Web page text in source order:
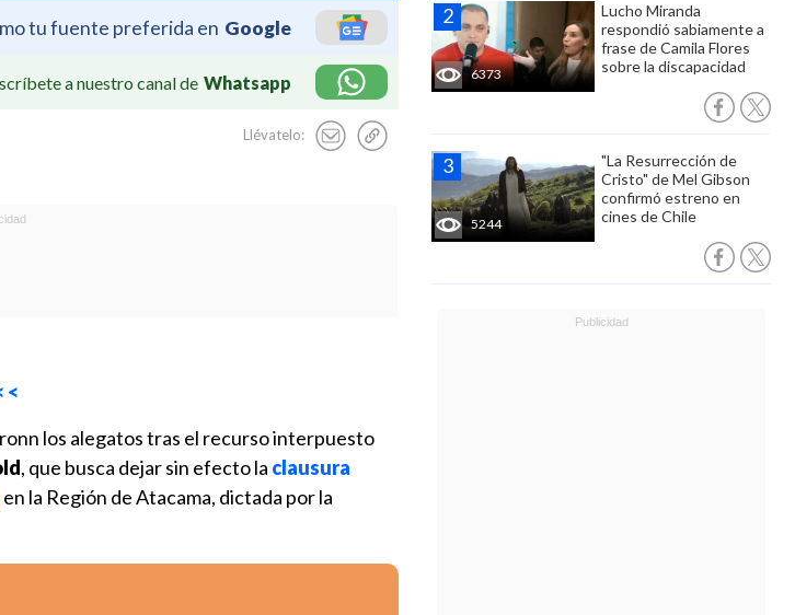
tu fuente preferida en Google
a nuestro canal de Whatsapp
Llévatelo:
6373
Lucho Miranda
respondió sabiamente a
frase de Camila Flores
sobre la discapacidad
5244
"La Resurrección de
Cristo" de Mel Gibson
confirmó estreno en
cines de Chile
<
los alegatos tras el recurso interpuesto
, que busca dejar sin efecto la clausura
en la Región de Atacama, dictada por la